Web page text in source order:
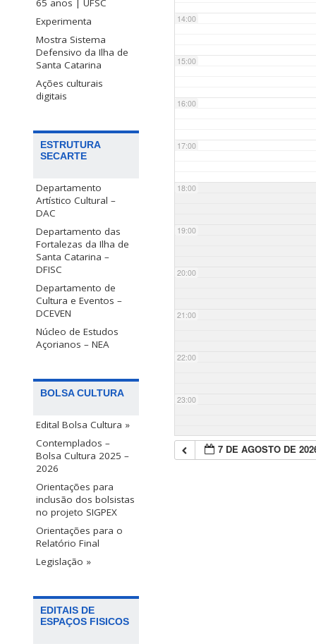
65 anos | UFSC
Experimenta
Mostra Sistema
Defensivo da Ilha de
Santa Catarina
Ações culturais
digitais
ESTRUTURA
SECARTE
Departamento
Artístico Cultural –
DAC
Departamento das
Fortalezas da Ilha de
Santa Catarina –
DFISC
Departamento de
Cultura e Eventos –
DCEVEN
Núcleo de Estudos
Açorianos – NEA
BOLSA CULTURA
Edital Bolsa Cultura »
Contemplados –
Bolsa Cultura 2025 –
2026
Orientações para
inclusão dos bolsistas
no projeto SIGPEX
Orientações para o
Relatório Final
Legislação »
EDITAIS DE
ESPAÇOS FISICOS
14:00
15:00
16:00
17:00
18:00
19:00
20:00
21:00
22:00
23:00
7 DE AGOSTO DE